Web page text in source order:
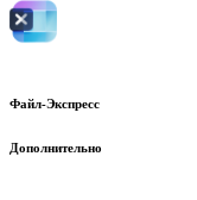
Файл-Экспресс
Дополнительно